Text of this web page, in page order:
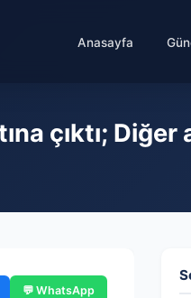
Anasayfa
çıktı; Diğer
💬 WhatsApp